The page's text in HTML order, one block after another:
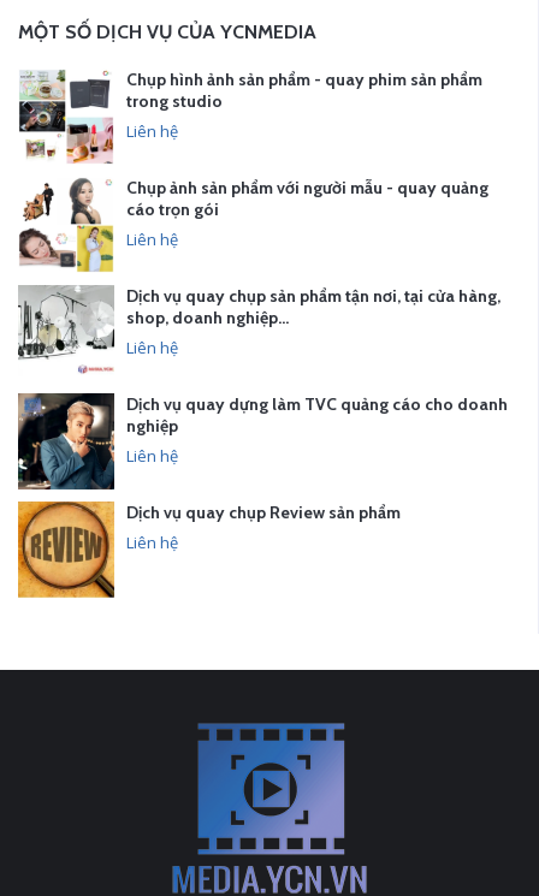
MỘT SỐ DỊCH VỤ CỦA YCNMEDIA
Chụp hình ảnh sản phẩm - quay phim sản phẩm
trong studio
Liên hệ
Chụp ảnh sản phẩm với người mẫu - quay quảng
cáo trọn gói
Liên hệ
Dịch vụ quay chụp sản phẩm tận nơi, tại cửa hàng,
shop, doanh nghiệp…
Liên hệ
Dịch vụ quay dựng làm TVC quảng cáo cho doanh
nghiệp
Liên hệ
Dịch vụ quay chụp Review sản phẩm
Liên hệ